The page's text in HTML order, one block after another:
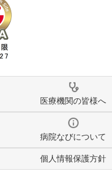
医療機関の皆様へ
病院なびについて
個人情報保護方針